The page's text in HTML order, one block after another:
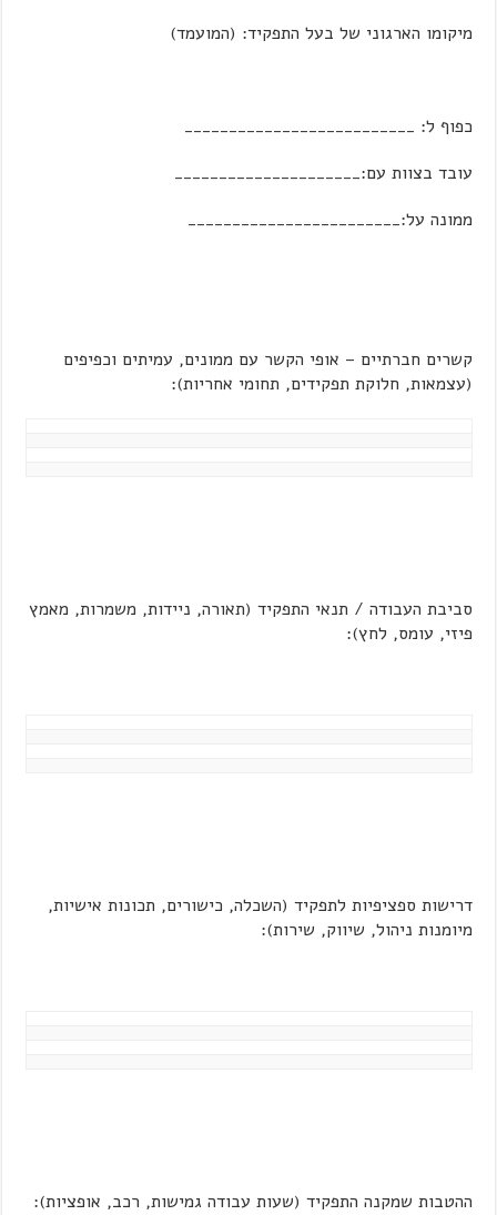
מיקומו הארגוני של בעל התפקיד: (המועמד)
כפוף ל: __________________________
עובד בצוות עם:_____________________
ממונה על:________________________
קשרים חברתיים – אופי הקשר עם ממונים, עמיתים וכפיפים
(עצמאות, חלוקת תפקידים, תחומי אחריות):
סביבת העבודה / תנאי התפקיד (תאורה, ניידות, משמרות, מאמץ
פיזי, עומס, לחץ):
דרישות ספציפיות לתפקיד (השכלה, כישורים, תכונות אישיות,
מיומנות ניהול, שיווק, שירות):
ההטבות שמקנה התפקיד (שעות עבודה גמישות, רכב, אופציות):